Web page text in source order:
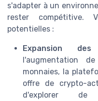
s'adapter à un
rester compétitive.
potentielles :
Expansion
l'augmentation
monnaies, la
offre de crypto-
d'explorer de